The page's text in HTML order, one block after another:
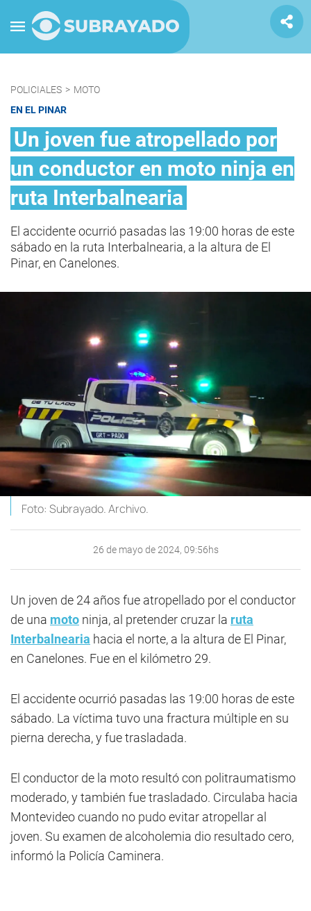
POLICIALES > MOTO
EN EL PINAR
Un joven fue atropellado por
un conductor en moto ninja en
ruta Interbalnearia
El accidente ocurrió pasadas las 19:00 horas de este
sábado en la ruta Interbalnearia, a la altura de El
Pinar, en Canelones.
Foto: Subrayado. Archivo.
26 de mayo de 2024, 09:56hs
Un joven de 24 años fue atropellado por el conductor
de una moto ninja, al pretender cruzar la ruta
Interbalnearia hacia el norte, a la altura de El Pinar,
en Canelones. Fue en el kilómetro 29.
El accidente ocurrió pasadas las 19:00 horas de este
sábado. La víctima tuvo una fractura múltiple en su
pierna derecha, y fue trasladada.
El conductor de la moto resultó con politraumatismo
moderado, y también fue trasladado. Circulaba hacia
Montevideo cuando no pudo evitar atropellar al
joven. Su examen de alcoholemia dio resultado cero,
informó la Policía Caminera.